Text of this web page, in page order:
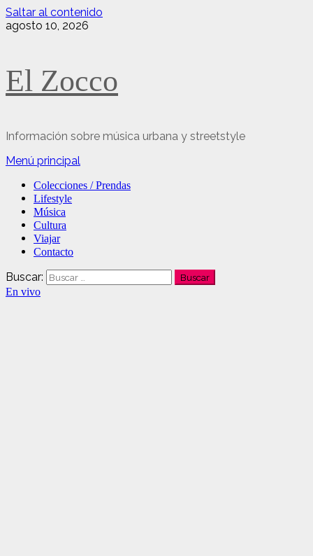
Saltar al contenido
agosto 10, 2026
El Zocco
Información sobre música urbana y streetstyle
Menú principal
Colecciones / Prendas
Lifestyle
Música
Cultura
Viajar
Contacto
Buscar:
En vivo